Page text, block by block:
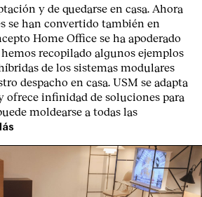
y de quedarse en casa. Ahora
se han convertido también en
Home Office se ha apoderado
recopilado algunos ejemplos
de los sistemas modulares
despacho en casa. USM se adapta
ofrece infinidad de soluciones para
moldearse a todas las